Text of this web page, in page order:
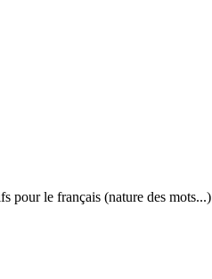
pour le français (nature des mots...)